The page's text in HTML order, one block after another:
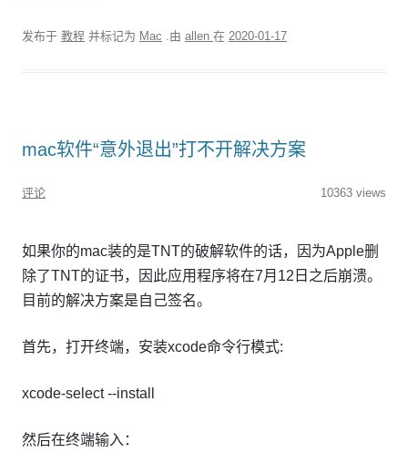
发布于 教程 并标记为 Mac .由 allen 在 2020-01-17
mac软件“意外退出”打不开解决方案
评论 10363 views
如果你的mac装的是TNT的破解软件的话，因为Apple删
除了TNT的证书，因此应用程序将在7月12日之后崩溃。
目前的解决方案是自己签名。
首先，打开终端，安装xcode命令行模式:
xcode-select --install
然后在终端输入：